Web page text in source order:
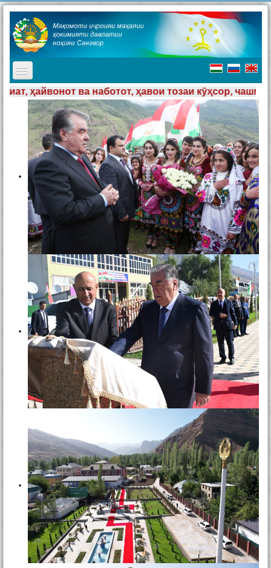
TPL_PROTOSTAR_TOGGLE_MENU
Асосӣ
Мақомоти иҷроия
Таърих
Ҷашнҳо дар ноҳия
Ташриф ба ноҳия
Туризм
Хабарҳо
Наворҳо
Тамос
тозаи кӯҳсор, чашмаҳои шаффоф,